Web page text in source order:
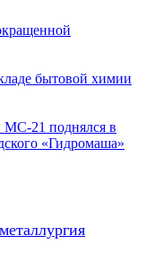
бытовой химии
21 поднялся в
«Гидромаша»